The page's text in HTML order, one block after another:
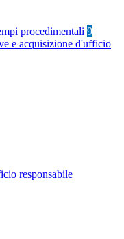
procedimentali 9
e acquisizione d'ufficio
responsabile